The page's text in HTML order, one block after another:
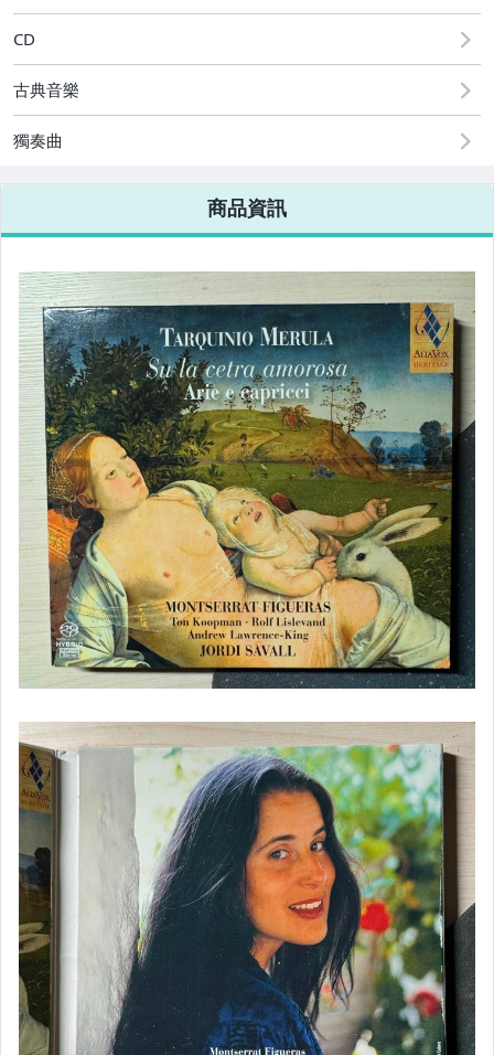
CD
古典音樂
獨奏曲
商品資訊